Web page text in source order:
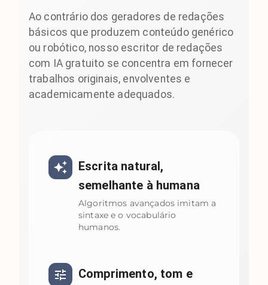
Ao contrário dos geradores de redações
básicos que produzem conteúdo genérico
ou robótico, nosso escritor de redações
com IA gratuito se concentra em fornecer
trabalhos originais, envolventes e
academicamente adequados.
Escrita natural,
semelhante à humana
Algoritmos avançados imitam a
sintaxe e o vocabulário
humanos.
Comprimento, tom e